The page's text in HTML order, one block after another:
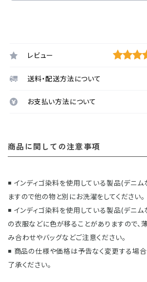
レビュー
送料・配送方法について
お支払い方法について
商品に関しての注意事項
◾️ インディゴ染料を使用している製品(デニ
ますので他の物と別にお洗濯をしてください。
◾️ インディゴ染料を使用している製品(デニ
の衣服などに色が移ることがありますので、
み合わせやバッグなどご注意ください。
◾️ 商品の仕様や価格は予告なく変更する場
了承ください。